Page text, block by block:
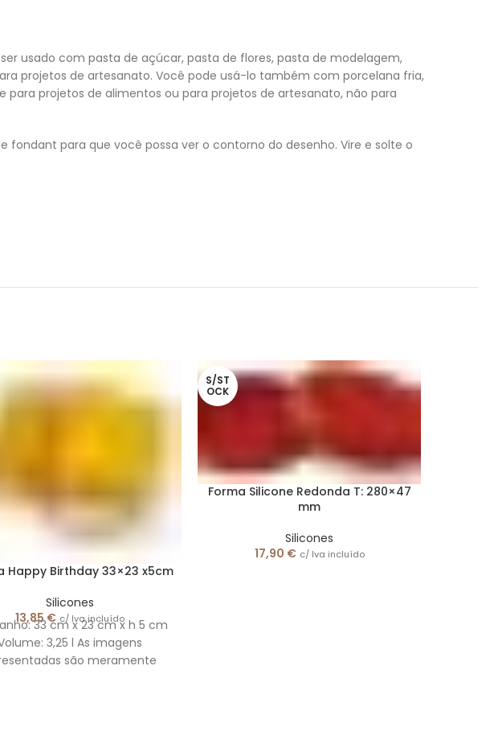
usado com pasta de açúcar, pasta de flores, pasta de modelagem,
projetos de artesanato. Você pode usá-lo também com porcelana fria,
projetos de alimentos ou para projetos de artesanato, não para
para que você possa ver o contorno do desenho. Vire e solte o
Happy Birthday 33×23 x5cm
Silicones
13,85€ c/ Iva incluído
33 cm x 23 cm x h 5 cm
3,25 l As imagens
são meramente
S/ST
OCK
Forma Silicone Redonda T: 280×47
mm
Silicones
17,90 € c/ Iva incluído